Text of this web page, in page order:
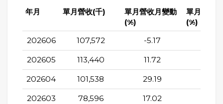
年月 單月營收(千)
單月營收月變動
(%)
單月營收
(%)
202606 107,572 -5.17
202605 113,440 11.72
202604 101,538 29.19
202603 78,596 17.02